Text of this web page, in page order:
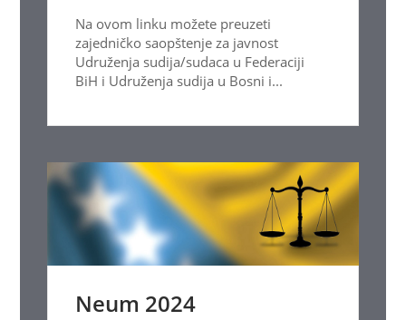
Na ovom linku možete preuzeti
zajedničko saopštenje za javnost
Udruženja sudija/sudaca u Federaciji
BiH i Udruženja sudija u Bosni i...
Neum 2024